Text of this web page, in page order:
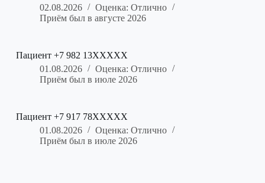
02.08.2026
Оценка: Отлично
Приём был в августе 2026
Пациент +7 982 13XXXXX
01.08.2026
Оценка: Отлично
Приём был в июле 2026
Пациент +7 917 78XXXXX
01.08.2026
Оценка: Отлично
Приём был в июле 2026